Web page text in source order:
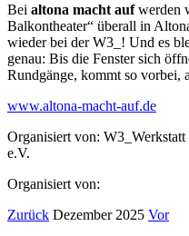
Bei altona macht aufwerden
Balkontheater“ überall in
wieder bei der W3_! Und es
genau: Bis die Fenster sich
Rundgänge, kommt so vorbei,
www.altona-macht-auf.de
Organisiert von:
e.V.
Organisiert von:
Zurück Dezember 2025 Vor